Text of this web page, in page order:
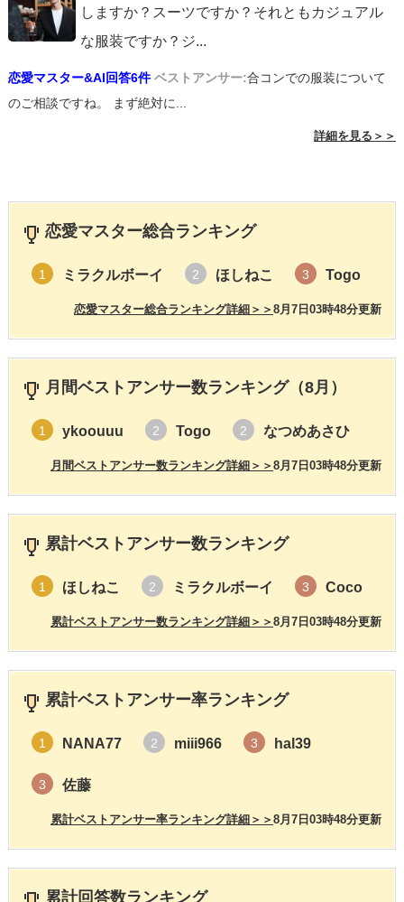
しますか？スーツですか？それともカジュアル
な服装ですか？ジ...
恋愛マスター&AI回答6件 ベストアンサー:合コンでの服装について
のご相談ですね。 まず絶対に...
詳細を見る＞＞
恋愛マスター総合ランキング
1 ミラクルボーイ 2 ほしねこ 3 Togo
8月7日03時48分更新
恋愛マスター総合ランキング詳細＞＞
月間ベストアンサー数ランキング（8月）
1 ykoouuu 2 Togo 2 なつめあさひ
8月7日03時48分更新
月間ベストアンサー数ランキング詳細＞＞
累計ベストアンサー数ランキング
1 ほしねこ 2 ミラクルボーイ 3 Coco
8月7日03時48分更新
累計ベストアンサー数ランキング詳細＞＞
累計ベストアンサー率ランキング
1 NANA77 2 miii966 3 hal39
3 佐藤
8月7日03時48分更新
累計ベストアンサー率ランキング詳細＞＞
累計回答数ランキング